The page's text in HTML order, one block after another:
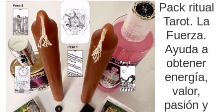
Pack ritual
Tarot. La
Fuerza.
Ayuda a
obtener
energía,
valor,
pasión y